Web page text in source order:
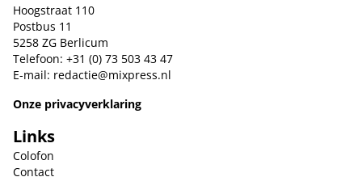
Hoogstraat 110
Postbus 11
5258 ZG Berlicum
Telefoon: +31 (0) 73 503 43 47
E-mail: redactie@mixpress.nl
Onze privacyverklaring
Links
Colofon
Contact